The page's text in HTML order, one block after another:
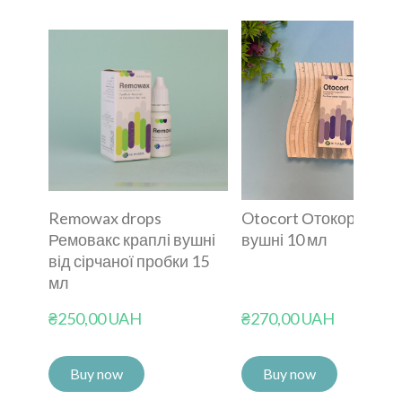
Remowax drops
Ремовакс краплі вушні
від сірчаної пробки 15
мл
₴250,00 UAH
Buy now
Otocort Отокорт
вушні 10 мл
₴270,00 UAH
Buy now